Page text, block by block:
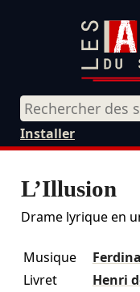
Installer
L’Illusion
Drame lyrique en
Musique
Livret
Henri